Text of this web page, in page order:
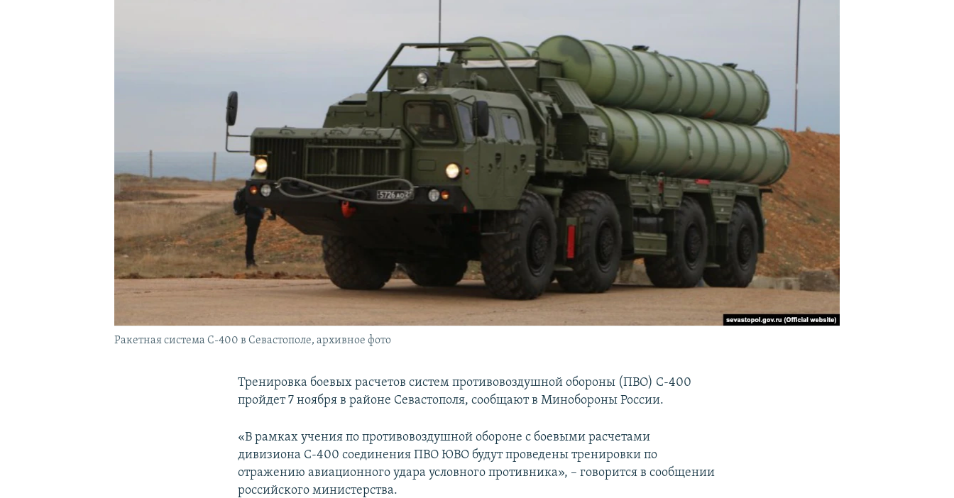
Ракетная система С-400 в Севастополе, архивное фото
Тренировка боевых расчетов систем противовоздушной обороны (ПВО) С-400
пройдет 7 ноября в районе Севастополя, сообщают в Минобороны России.
«В рамках учения по противовоздушной обороне с боевыми расчетами
дивизиона С-400 соединения ПВО ЮВО будут проведены тренировки по
отражению авиационного удара условного противника», – говорится в сообщении
российского министерства.